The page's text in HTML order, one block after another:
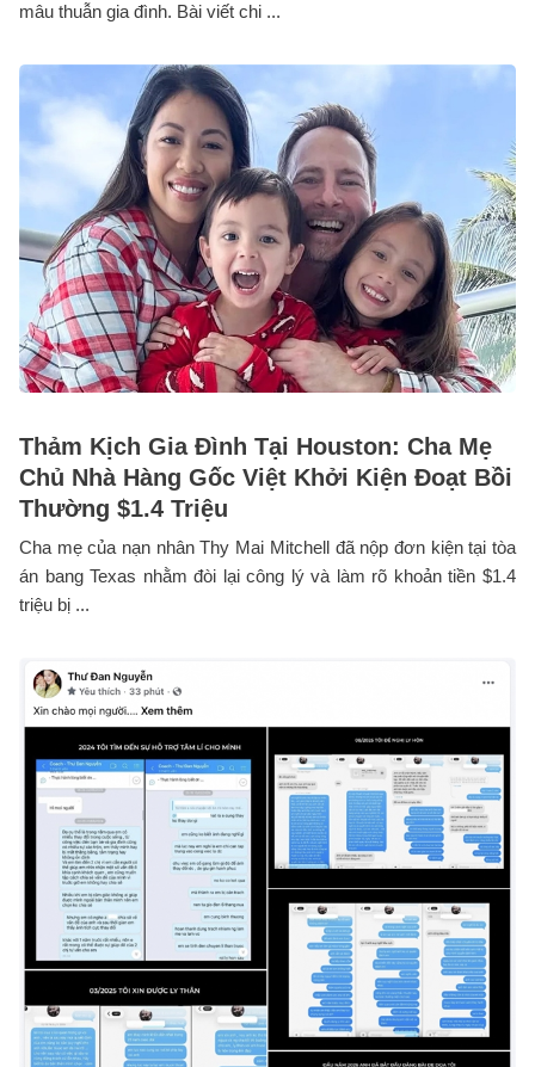
mâu thuẫn gia đình. Bài viết chi ...
Thảm Kịch Gia Đình Tại Houston: Cha Mẹ
Chủ Nhà Hàng Gốc Việt Khởi Kiện Đoạt Bồi
Thường $1.4 Triệu
Cha mẹ của nạn nhân Thy Mai Mitchell đã nộp đơn kiện tại tòa
án bang Texas nhằm đòi lại công lý và làm rõ khoản tiền $1.4
triệu bị ...